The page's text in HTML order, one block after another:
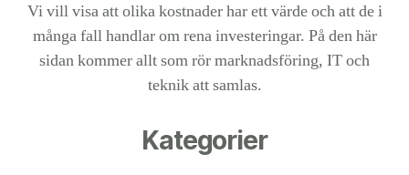
Vi vill visa att olika kostnader har ett värde och att de i
många fall handlar om rena investeringar. På den här
sidan kommer allt som rör marknadsföring, IT och
teknik att samlas.
Kategorier